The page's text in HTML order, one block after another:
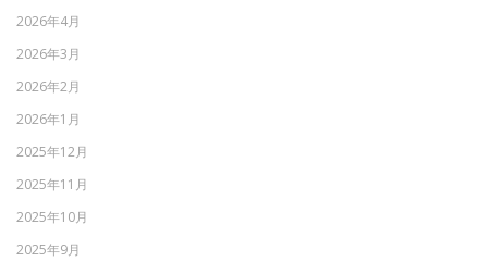
2026年4月
2026年3月
2026年2月
2026年1月
2025年12月
2025年11月
2025年10月
2025年9月